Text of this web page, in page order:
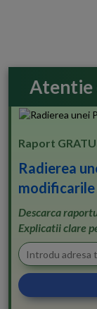
Atentie
Raport
Radierea
modificarile
Descarca
Explicatii clare